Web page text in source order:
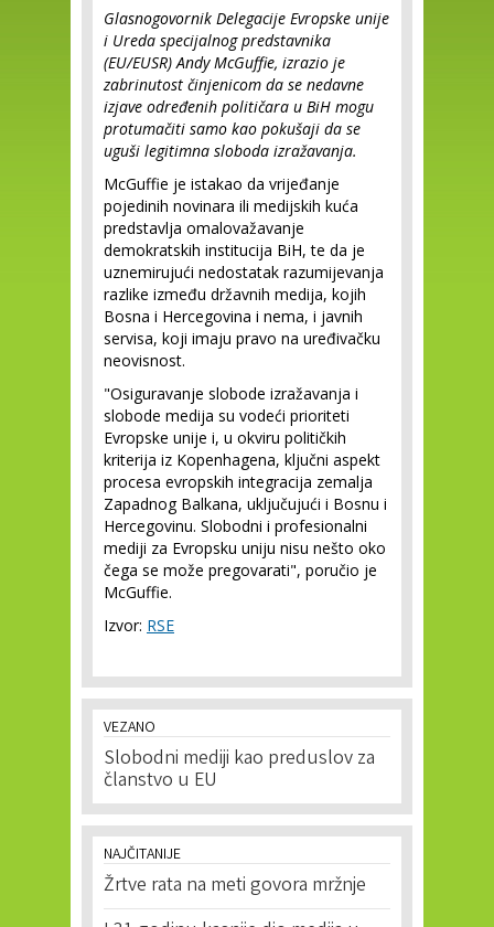
Glasnogovornik Delegacije Evropske unije
i Ureda specijalnog predstavnika
(EU/EUSR) Andy McGuffie, izrazio je
zabrinutost činjenicom da se nedavne
izjave određenih političara u BiH mogu
protumačiti samo kao pokušaji da se
uguši legitimna sloboda izražavanja.
McGuffie je istakao da vrijeđanje
pojedinih novinara ili medijskih kuća
predstavlja omalovažavanje
demokratskih institucija BiH, te da je
uznemirujući nedostatak razumijevanja
razlike između državnih medija, kojih
Bosna i Hercegovina i nema, i javnih
servisa, koji imaju pravo na uređivačku
neovisnost.
"Osiguravanje slobode izražavanja i
slobode medija su vodeći prioriteti
Evropske unije i, u okviru političkih
kriterija iz Kopenhagena, ključni aspekt
procesa evropskih integracija zemalja
Zapadnog Balkana, uključujući i Bosnu i
Hercegovinu. Slobodni i profesionalni
mediji za Evropsku uniju nisu nešto oko
čega se može pregovarati", poručio je
McGuffie.
Izvor: RSE
VEZANO
Slobodni mediji kao preduslov za
članstvo u EU
NAJČITANIJE
Žrtve rata na meti govora mržnje